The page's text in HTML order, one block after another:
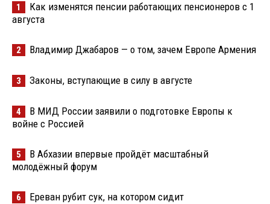
1
Как изменятся пенсии работающих пенсионеров с 1
августа
2 Владимир Джабаров — о том, зачем Европе Армения
3 Законы, вступающие в силу в августе
4
В МИД России заявили о подготовке Европы к
войне с Россией
5
В Абхазии впервые пройдёт масштабный
молодёжный форум
6 Ереван рубит сук, на котором сидит